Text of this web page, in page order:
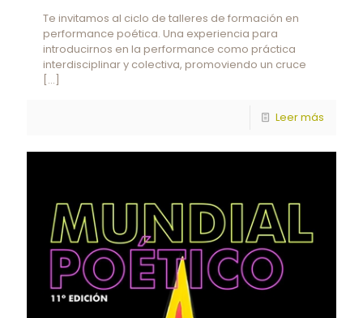
Te invitamos al ciclo de talleres de formación en
performance poética. Una experiencia para
introducirnos en la performance como práctica
interdisciplinar y colectiva, promoviendo un cruce
[…]
Leer más